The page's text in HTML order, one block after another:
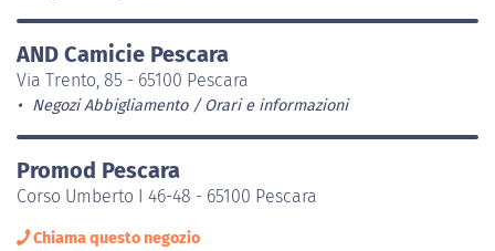
AND Camicie Pescara
Via Trento, 85 - 65100 Pescara
Negozi Abbigliamento Orari e informazioni
Promod Pescara
Corso Umberto I 46-48 - 65100 Pescara
Chiama questo negozio